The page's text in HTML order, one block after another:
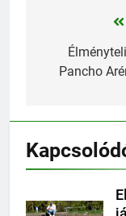
navigáció
Pancho